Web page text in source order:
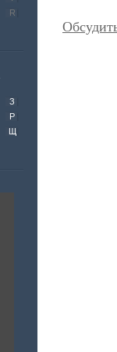
R
З
Р
Щ